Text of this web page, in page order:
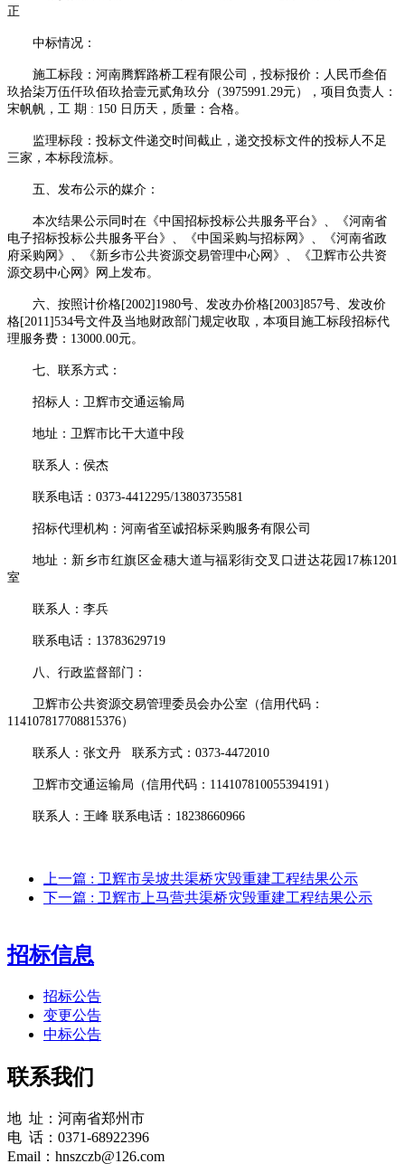
正
中标情况：
施工标段：河南腾辉路桥工程有限公司，投标报价：人民币叁佰
玖拾柒万伍仟玖佰玖拾壹元贰角玖分（3975991.29元），项目负责人：
宋帆帆，工 期 : 150 日历天，质量：合格。
监理标段：投标文件递交时间截止，递交投标文件的投标人不足
三家，本标段流标。
五、发布公示的媒介：
本次结果公示同时在《中国招标投标公共服务平台》、《河南省
电子招标投标公共服务平台》、《中国采购与招标网》、《河南省政
府采购网》、《新乡市公共资源交易管理中心网》、《卫辉市公共资
源交易中心网》网上发布。
六、按照计价格[2002]1980号、发改办价格[2003]857号、发改价
格[2011]534号文件及当地财政部门规定收取，本项目施工标段招标代
理服务费：13000.00元。
七、联系方式：
招标人：卫辉市交通运输局
地址：卫辉市比干大道中段
联系人：侯杰
联系电话： 0373-4412295/13803735581
招标代理机构：河南省至诚招标采购服务有限公司
地址：新乡市红旗区金穗大道与福彩街交叉口进达花园 17栋1201
室
联系人：李兵
联系电话： 13783629719
八、行政监督部门：
卫辉市公共资源交易管理委员会办公室（信用代码：
114107817708815376）
联系人：张文丹 联系方式： 0373-4472010
卫辉市交通运输局（信用代码： 114107810055394191）
联系人：王峰 联系电话： 18238660966
上一篇 : 卫辉市吴坡共渠桥灾毁重建工程结果公示
下一篇 : 卫辉市上马营共渠桥灾毁重建工程结果公示
招标信息
招标公告
变更公告
中标公告
联系我们
地 址：河南省郑州市
电 话：0371-68922396
Email：hnszczb@126.com